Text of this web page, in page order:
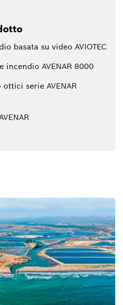
basata su video AVIOTEC
incendio AVENAR 8000
serie AVENAR